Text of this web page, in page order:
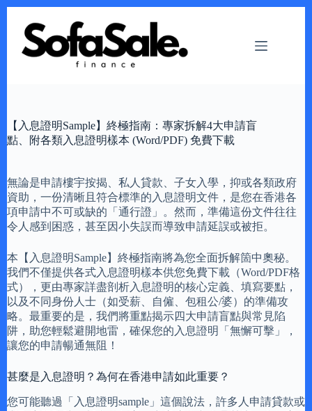
content
【入息證明Sample】終極指南：專家拆解4大申請盲
點、附各類入息證明樣本 (Word/PDF) 免費下載
無論是申請樓宇按揭、私人貸款、子女入學，抑或各類政府
資助，一份清晰且符合標準的入息證明文件，是您在香港各
項申請中不可或缺的「通行證」。然而，準備這份文件往往
令人感到困惑，甚至因小失誤而導致申請延誤或被拒。
本【入息證明Sample】終極指南將為您全面拆解箇中奧秘。
我們不僅提供各式入息證明樣本供您免費下載（Word/PDF格
式），更由專家詳盡剖析入息證明的核心定義、填寫要點，
以及不同身份人士（如受薪、自僱、包租公/婆）的準備攻
略。最重要的是，我們將重點揭示四大申請盲點與常見陷
阱，助您輕鬆避開地雷，確保您的入息證明「無懈可擊」，
讓您的申請暢通無阻！
甚麼是入息證明？為何在香港申請如此重要？
您可能聽過「入息證明sample」這個說法，許多人申請貸款或